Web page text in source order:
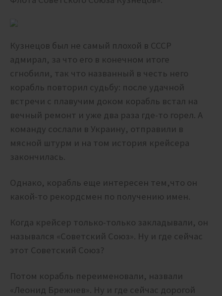
Кузнецов был не самый плохой в СССР
адмирал, за что его в конечном итоге
сгнобили, так что названный в честь него
корабль повторил судьбу: после удачной
встречи с плавучим доком корабль встал на
вечный ремонт и уже два раза где-то горел. А
команду сослали в Украину, отправили в
мясной штурм и на том история крейсера
закончилась.
Однако, корабль еще интересен тем,что он
какой-то рекордсмен по получению имен.
Когда крейсер только-только закладывали, он
назывался «Советский Союз». Ну и где сейчас
этот Советский Союз?
Потом корабль переименовали, назвали
«Леонид Брежнев». Ну и где сейчас дорогой